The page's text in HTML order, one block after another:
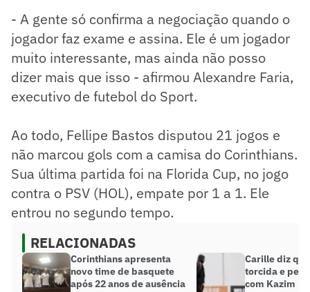
- A gente só confirma a negociação quando o
jogador faz exame e assina. Ele é um jogador
muito interessante, mas ainda não posso
dizer mais que isso - afirmou Alexandre Faria,
executivo de futebol do Sport.
Ao todo, Fellipe Bastos disputou 21 jogos e
não marcou gols com a camisa do Corinthians.
Sua última partida foi na Florida Cup, no jogo
contra o PSV (HOL), empate por 1 a 1. Ele
entrou no segundo tempo.
RELACIONADAS
Corinthians apresenta
novo time de basquete
após 22 anos de ausência
Carille diz
torcida e
com Kazim